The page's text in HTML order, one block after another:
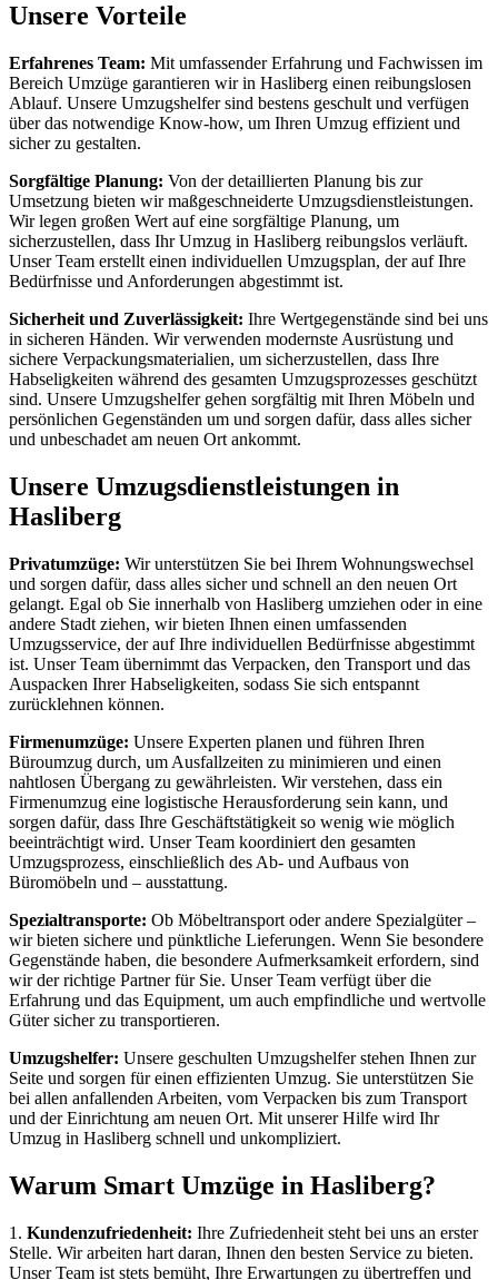
Unsere Vorteile
Erfahrenes Team: Mit umfassender Erfahrung und Fachwissen im
Bereich Umzüge garantieren wir in Hasliberg einen reibungslosen
Ablauf. Unsere Umzugshelfer sind bestens geschult und verfügen
über das notwendige Know-how, um Ihren Umzug effizient und
sicher zu gestalten.
Sorgfältige Planung: Von der detaillierten Planung bis zur
Umsetzung bieten wir maßgeschneiderte Umzugsdienstleistungen.
Wir legen großen Wert auf eine sorgfältige Planung, um
sicherzustellen, dass Ihr Umzug in Hasliberg reibungslos verläuft.
Unser Team erstellt einen individuellen Umzugsplan, der auf Ihre
Bedürfnisse und Anforderungen abgestimmt ist.
Sicherheit und Zuverlässigkeit: Ihre Wertgegenstände sind bei uns
in sicheren Händen. Wir verwenden modernste Ausrüstung und
sichere Verpackungsmaterialien, um sicherzustellen, dass Ihre
Habseligkeiten während des gesamten Umzugsprozesses geschützt
sind. Unsere Umzugshelfer gehen sorgfältig mit Ihren Möbeln und
persönlichen Gegenständen um und sorgen dafür, dass alles sicher
und unbeschadet am neuen Ort ankommt.
Unsere Umzugsdienstleistungen in
Hasliberg
Privatumzüge: Wir unterstützen Sie bei Ihrem Wohnungswechsel
und sorgen dafür, dass alles sicher und schnell an den neuen Ort
gelangt. Egal ob Sie innerhalb von Hasliberg umziehen oder in eine
andere Stadt ziehen, wir bieten Ihnen einen umfassenden
Umzugsservice, der auf Ihre individuellen Bedürfnisse abgestimmt
ist. Unser Team übernimmt das Verpacken, den Transport und das
Auspacken Ihrer Habseligkeiten, sodass Sie sich entspannt
zurücklehnen können.
Firmenumzüge: Unsere Experten planen und führen Ihren
Büroumzug durch, um Ausfallzeiten zu minimieren und einen
nahtlosen Übergang zu gewährleisten. Wir verstehen, dass ein
Firmenumzug eine logistische Herausforderung sein kann, und
sorgen dafür, dass Ihre Geschäftstätigkeit so wenig wie möglich
beeinträchtigt wird. Unser Team koordiniert den gesamten
Umzugsprozess, einschließlich des Ab- und Aufbaus von
Büromöbeln und – ausstattung.
Spezialtransporte: Ob Möbeltransport oder andere Spezialgüter –
wir bieten sichere und pünktliche Lieferungen. Wenn Sie besondere
Gegenstände haben, die besondere Aufmerksamkeit erfordern, sind
wir der richtige Partner für Sie. Unser Team verfügt über die
Erfahrung und das Equipment, um auch empfindliche und wertvolle
Güter sicher zu transportieren.
Umzugshelfer: Unsere geschulten Umzugshelfer stehen Ihnen zur
Seite und sorgen für einen effizienten Umzug. Sie unterstützen Sie
bei allen anfallenden Arbeiten, vom Verpacken bis zum Transport
und der Einrichtung am neuen Ort. Mit unserer Hilfe wird Ihr
Umzug in Hasliberg schnell und unkompliziert.
Warum Smart Umzüge in Hasliberg?
1. Kundenzufriedenheit: Ihre Zufriedenheit steht bei uns an erster
Stelle. Wir arbeiten hart daran, Ihnen den besten Service zu bieten.
Unser Team ist stets bemüht, Ihre Erwartungen zu übertreffen und